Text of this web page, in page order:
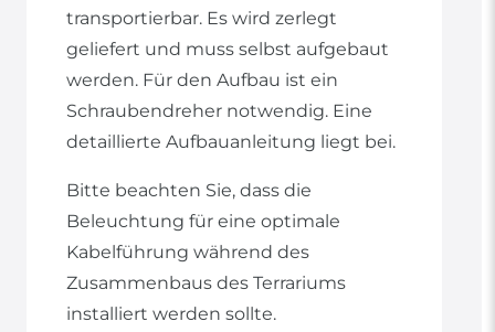
transportierbar. Es wird zerlegt
geliefert und muss selbst aufgebaut
werden. Für den Aufbau ist ein
Schraubendreher notwendig. Eine
detaillierte Aufbauanleitung liegt bei.
Bitte beachten Sie, dass die
Beleuchtung für eine optimale
Kabelführung während des
Zusammenbaus des Terrariums
installiert werden sollte.